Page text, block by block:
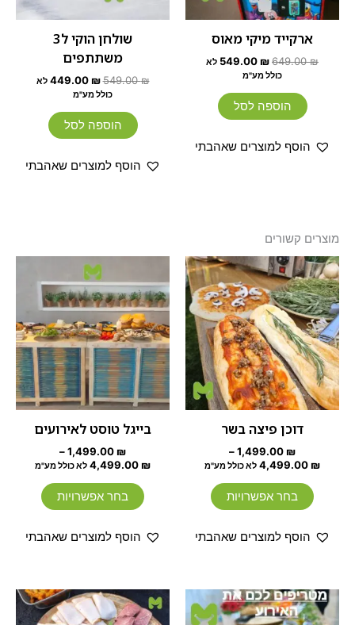
ארקייד מיקי מאוס
649.00₪
549.00 ₪
לא
כולל מע"מ
הוספה לסל
הוסף למוצרים שאהבתי
שולחן הוקי ל3
משתתפים
549.00₪
449.00 ₪
לא
כולל מע"מ
הוספה לסל
הוסף למוצרים שאהבתי
מוצרים קשורים
דוכן פיצה בשר
1,499.00 ₪
–
4,499.00 ₪
טווח
מחירים:
עד
לא כולל מע"מ
בחר אפשרויות
למוצר
זה
יש
מספר
סוגים.
ניתן
לבחור
את
הוסף למוצרים שאהבתי
בייגל טוסט לאירועים
1,499.00 ₪
–
4,499.00 ₪
טווח
מחירים:
עד
לא כולל מע"מ
בחר אפשרויות
זה
מספר
סוגים.
ניתן
לבחור
את
בעמוד
הוסף למוצרים שאהבתי
טווח
מחירים:
למוצר
זה
טווח
מחירים:
למוצר
זה